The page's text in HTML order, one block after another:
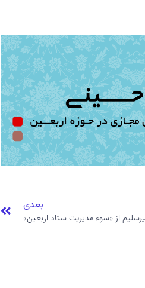
بعدی
از «سوء مدیریت ستاد اربعین»